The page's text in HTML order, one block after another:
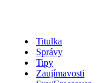
Titulka
Správy
Tipy
Zaujímavosti